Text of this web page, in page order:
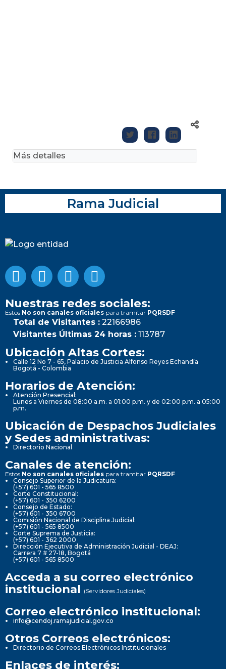
Más detalles
Rama Judicial
Nuestras redes sociales:
Estos No son canales oficiales para tramitar PQRSDF
Total de Visitantes : 22166986
Visitantes Últimas 24 horas : 113787
Ubicación Altas Cortes:
Calle 12 No 7 - 65, Palacio de Justicia Alfonso Reyes Echandía
Bogotá - Colombia
Horarios de Atención:
Atención Presencial:
Lunes a Viernes de 08:00 a.m. a 01:00 p.m. y de 02:00 p.m. a 05:00
p.m.
Ubicación de Despachos Judiciales
y Sedes administrativas:
Directorio Nacional
Canales de atención:
Estos No son canales oficiales para tramitar PQRSDF
Consejo Superior de la Judicatura:
(+57) 601 - 565 8500
Corte Constitucional:
(+57) 601 - 350 6200
Consejo de Estado:
(+57) 601 - 350 6700
Comisión Nacional de Disciplina Judicial:
(+57) 601 - 565 8500
Corte Suprema de Justicia:
(+57) 601 - 362 2000
Dirección Ejecutiva de Administración Judicial - DEAJ:
Carrera 7 # 27-18, Bogotá
(+57) 601 - 565 8500
Acceda a su correo electrónico
institucional (Servidores Judiciales)
Correo electrónico institucional:
info@cendoj.ramajudicial.gov.co
Otros Correos electrónicos:
Directorio de Correos Electrónicos Institucionales
Enlaces de interés: